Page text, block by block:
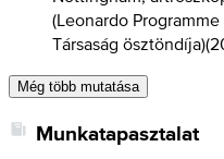
(Leonardo
Társaság ösztöndíja)(
Még több mutatása
Munkatapasztalat